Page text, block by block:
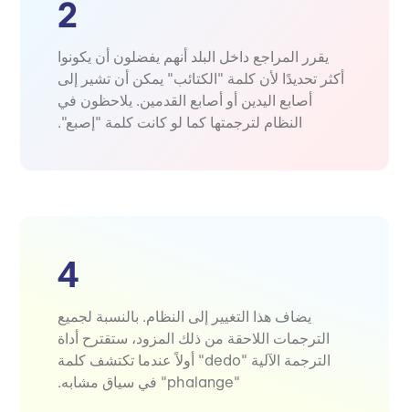
2
يقرر المراجع داخل البلد أنهم يفضلون أن يكونوا
أكثر تحديدًا لأن كلمة "الكتائب" يمكن أن تشير إلى
أصابع اليدين أو أصابع القدمين. يلاحظون في
النظام لترجمتها كما لو كانت كلمة "إصبع".
4
يضاف هذا التغيير إلى النظام. بالنسبة لجميع
الترجمات اللاحقة من ذلك المزود، ستقترح أداة
الترجمة الآلية "dedo" أولاً عندما تكتشف كلمة
"phalange" في سياق مشابه.